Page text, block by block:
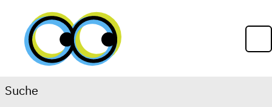
Suche